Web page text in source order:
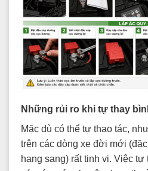
Những rủi ro khi tự thay
Mặc dù có thể tự thao tác,
trên các dòng xe đời mới
hạng sang) rất tinh vi. Việc